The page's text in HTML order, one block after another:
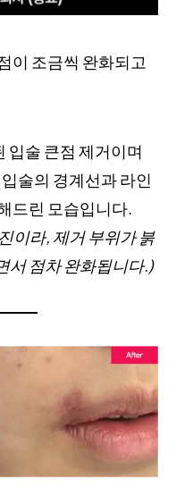
이 조금씩 완화되고
입술 큰점 제거이며
술의 경계선과 라인
드린 모습입니다.
이라, 제거 부위가 붉
서 점차 완화됩니다.)